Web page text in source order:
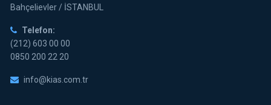
Bahçelievler / İSTANBUL
Telefon:
(212) 603 00 00
0850 200 22 20
info@kias.com.tr